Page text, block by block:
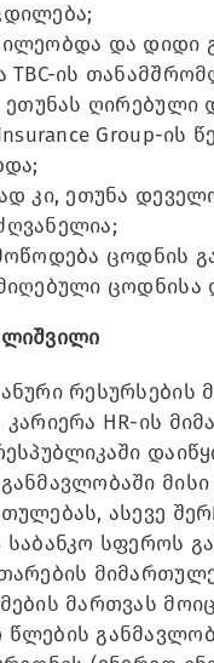
და დიდი
TBC-ის
ეთუნას ღირებული
Group-ის
კი, ეთუნა
ცოდნის
ცოდნისა
რესურსების
კარიერა HR-ის
ასევე
საბანკო სფეროს
მართვას